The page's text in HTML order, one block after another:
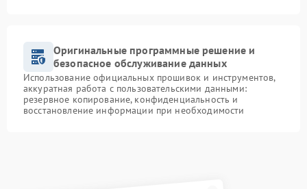
Оригинальные программные решение и
безопасное обслуживание данных
Использование официальных прошивок и инструментов,
аккуратная работа с пользовательскими данными:
резервное копирование, конфиденциальность и
восстановление информации при необходимости